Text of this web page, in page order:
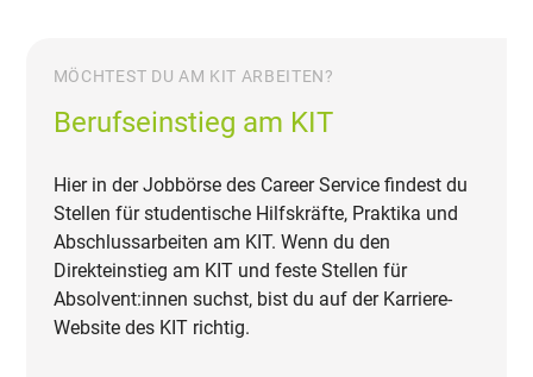
MÖCHTEST DU AM KIT ARBEITEN?
Berufseinstieg am KIT
Hier in der Jobbörse des Career Service findest du
Stellen für studentische Hilfskräfte, Praktika und
Abschlussarbeiten am KIT. Wenn du den
Direkteinstieg am KIT und feste Stellen für
Absolvent:innen suchst, bist du auf der Karriere-
Website des KIT richtig.